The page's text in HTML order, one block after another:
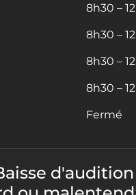
8h30 –
8h30 –
8h30 –
8h30 –
Fermé
d'audition